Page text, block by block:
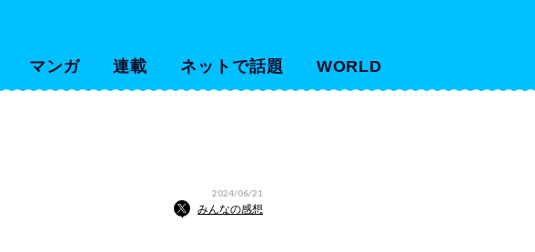
マンガ 連載 ネットで話題 WORLD
2024/06/21
みんなの感想